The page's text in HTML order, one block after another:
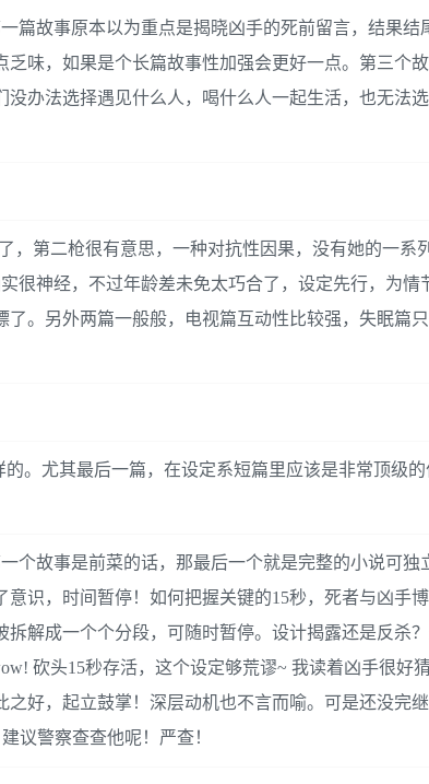
篇故事原本以为重点是揭晓凶手的死前留言，结果结
味，如果是个长篇故事性加强会更好一点。第三个
办法选择遇见什么人，喝什么人一起生活，也无法
，第二枪很有意思，一种对抗性因果，没有她的一系
很神经，不过年龄差未免太巧合了，设定先行，为情
。另外两篇一般般，电视篇互动性比较强，失眠篇
的。尤其最后一篇，在设定系短篇里应该是非常顶级
个故事是前菜的话，那最后一个就是完整的小说可独
识，时间暂停！如何把握关键的15秒，死者与凶手
解成一个个分段，可随时暂停。设计揭露还是反杀
砍头15秒存活，这个设定够荒谬~ 我读着凶手很好
好，起立鼓掌！深层动机也不言而喻。可是还没完
议警察查查他呢！严查！